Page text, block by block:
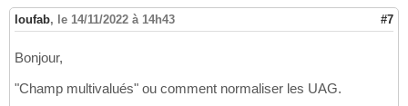
loufab, le 14/11/2022 à 14h43 #7
Bonjour,
"Champ multivalués" ou comment normaliser les UAG.